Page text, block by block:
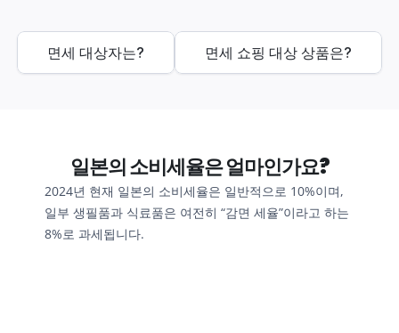
면세 대상자는? 면세 쇼핑 대상 상품은?
일본의 소비세율은 얼마인가요?
2024년 현재 일본의 소비세율은 일반적으로 10%이며,
일부 생필품과 식료품은 여전히 “감면 세율”이라고 하는
8%로 과세됩니다.